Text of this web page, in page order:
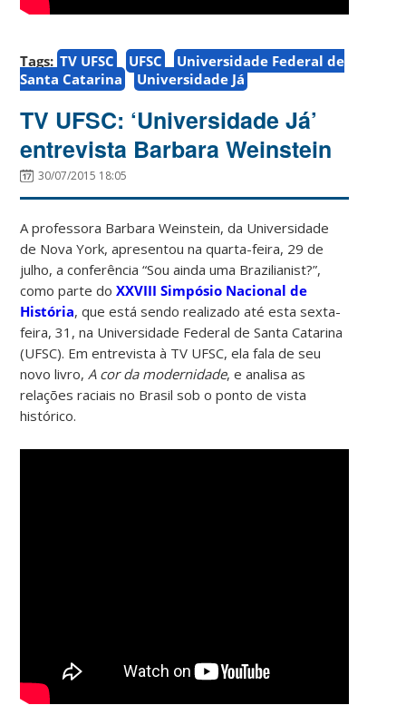
Tags: TV UFSC UFSC
Universidade Federal de
Santa Catarina
Universidade Já
TV UFSC: ‘Universidade Já’
entrevista Barbara Weinstein
30/07/2015 18:05
A professora Barbara Weinstein, da Universidade
de Nova York, apresentou na quarta-feira, 29 de
julho, a conferência “Sou ainda uma Brazilianist?”,
como parte doXXVIII Simpósio Nacional de
História, que está sendo realizado até esta sexta-
feira, 31, na Universidade Federal de Santa Catarina
(UFSC). Em entrevista à TV UFSC, ela fala de seu
novo livro, A cor da modernidade, e analisa as
relações raciais no Brasil sob o ponto de vista
histórico.